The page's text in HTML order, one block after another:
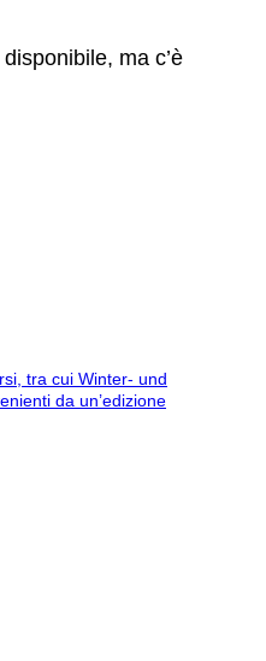
ma c’è
da un’edizione